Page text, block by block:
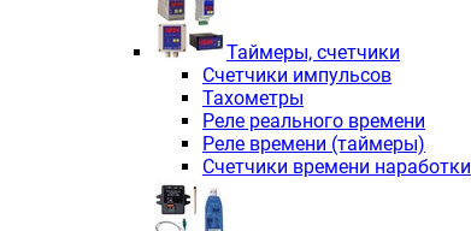
Таймеры, счетчики
Счетчики импульсов
Тахометры
Реле реального времени
Реле времени (таймеры)
Счетчики времени наработки